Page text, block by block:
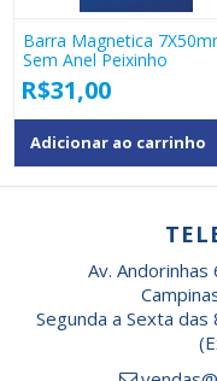
Barra Magnetica
Sem Anel Peixinho
R$31,00
Adicionar ao carrinho
Av. Andorinhas
Segunda a Sexta